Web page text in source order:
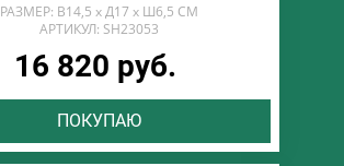
РАЗМЕР: В14,5 х Д17 х Ш6,5 СМ
АРТИКУЛ: SH23053
16 820 руб.
ПОКУПАЮ